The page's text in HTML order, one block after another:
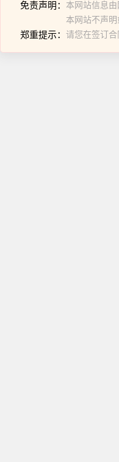
免责声明： 本网站信息
本网站不声
郑重提示： 请您在签订